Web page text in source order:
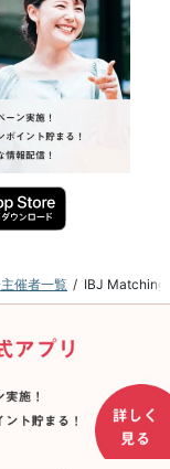
催者一覧 IBJ Matching